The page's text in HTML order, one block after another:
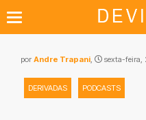
por Andre Trapani, sexta-feira,
DERIVADAS PODCASTS